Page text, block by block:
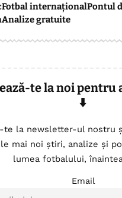
Fotbal internaționalPontul
Analize gratuite
te la noi pentru
⬇️
te la newsletter-ul nostru
mai noi știri, analize și
lumea fotbalului,
Email